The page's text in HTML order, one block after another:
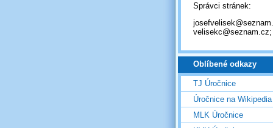
Správci stránek:
velisekc@seznam.cz;
Oblíbené odkazy
TJ Úročnice
Úročnice na Wikipedia
MLK Úročnice